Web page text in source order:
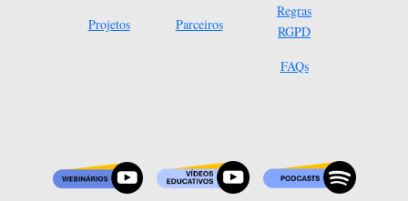
Projetos
Parceiros
Regras
RGPD
FAQs